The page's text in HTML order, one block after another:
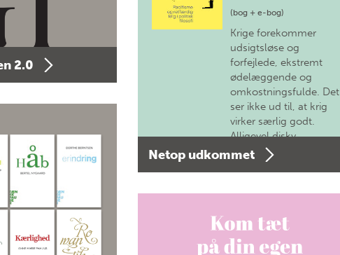
2.0
(bog + e-bog)
Krige forekommer
udsigtsløse og
forfejlede, ekstremt
ødelæggende og
omkostningsfulde. Det
ser ikke ud til, at krig
virker særlig godt.
Alligevel diskv…
Netop udkommet